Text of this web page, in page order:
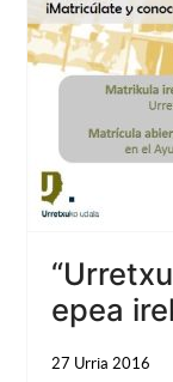
epea
27 Urria 2016